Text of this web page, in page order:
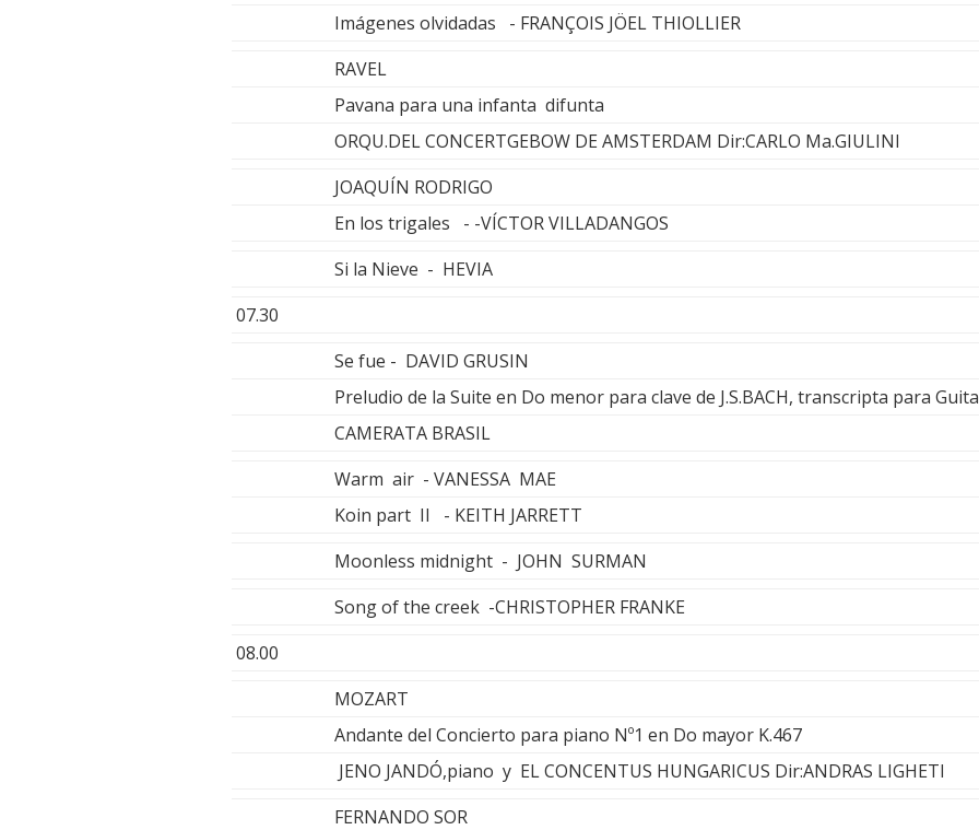
Imágenes olvidadas - FRANÇOIS JÖEL THIOLLIER
RAVEL
Pavana para una infanta difunta
ORQU.DEL CONCERTGEBOW DE AMSTERDAM Dir:CARLO Ma.GIULINI
JOAQUÍN RODRIGO
En los trigales - -VÍCTOR VILLADANGOS
Si la Nieve - HEVIA
07.30
Se fue - DAVID GRUSIN
Preludio de la Suite en Do menor para clave de J.S.BACH, transcripta para
CAMERATA BRASIL
Warm air - VANESSA MAE
Koin part II - KEITH JARRETT
Moonless midnight - JOHN SURMAN
Song of the creek -CHRISTOPHER FRANKE
08.00
MOZART
Andante del Concierto para piano Nº1 en Do mayor K.467
JENO JANDÓ,piano y EL CONCENTUS HUNGARICUS Dir:ANDRAS LIGHETI
FERNANDO SOR